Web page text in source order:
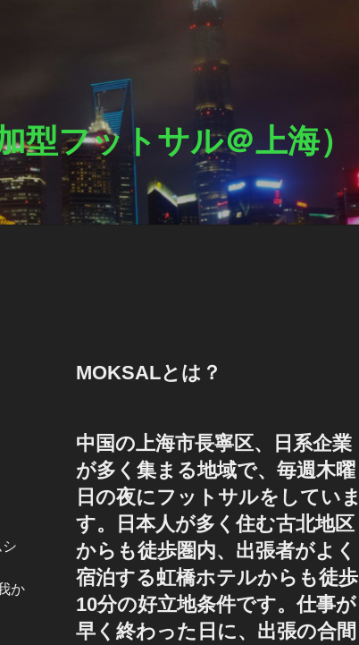
型フットサル＠上海）
か
MOKSALとは？
中国の上海市長寧区、日系企業
が多く集まる地域で、毎週木曜
日の夜にフットサルをしていま
す。日本人が多く住む古北地区
からも徒歩圏内、出張者がよく
宿泊する虹橋ホテルからも徒歩
10分の好立地条件です。仕事が
早く終わった日に、出張の合間